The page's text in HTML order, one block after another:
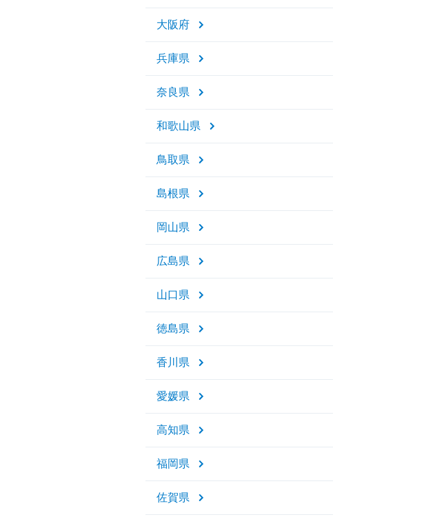
大阪府
兵庫県
奈良県
和歌山県
鳥取県
島根県
岡山県
広島県
山口県
徳島県
香川県
愛媛県
高知県
福岡県
佐賀県